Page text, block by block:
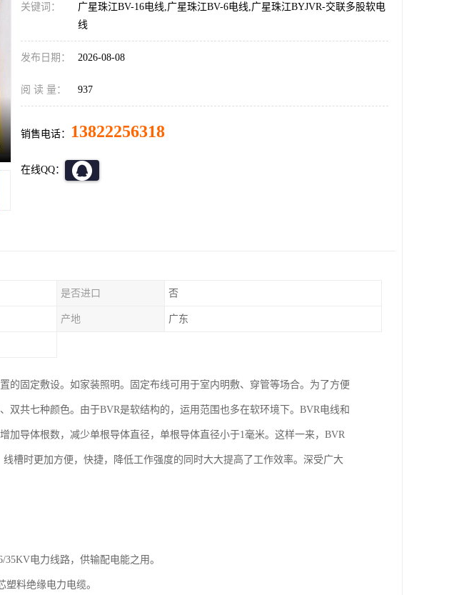
关键词：
广星珠江BV-16电线,广星珠江BV-6电线,广星珠江BYJVR-交联多股软电
线
发布日期： 2026-08-08
阅 读 量： 937
销售电话： 13822256318
在线QQ：
是否进口 否
产地 广东
的固定敷设。如家装照明。固定布线可用于室内明敷、穿管等场合。为了方便
双共七种颜色。由于BVR是软结构的，运用范围也多在软环境下。BVR电线和
加导体根数，减少单根导体直径，单根导体直径小于1毫米。这样一来，BVR
槽时更加方便，快捷，降低工作强度的同时大大提高了工作效率。深受广大
电力线路，供输配电能之用。
塑料绝缘电力电缆。